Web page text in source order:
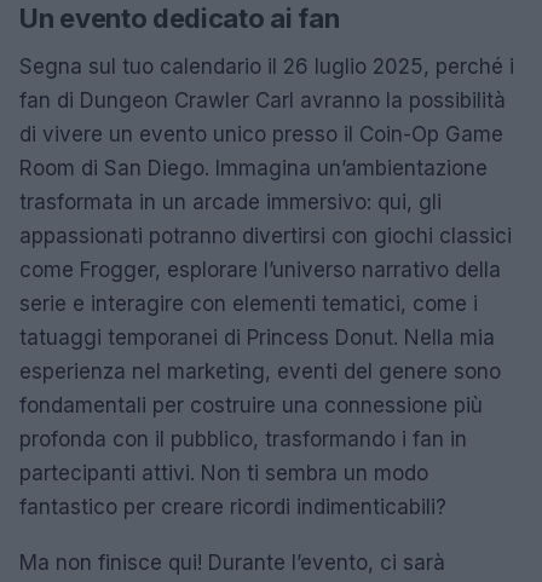
Un evento dedicato ai fan
Segna sul tuo calendario il 26 luglio 2025, perché i
fan di Dungeon Crawler Carl avranno la possibilità
di vivere un evento unico presso il Coin-Op Game
Room di San Diego. Immagina un’ambientazione
trasformata in un arcade immersivo: qui, gli
appassionati potranno divertirsi con giochi classici
come Frogger, esplorare l’universo narrativo della
serie e interagire con elementi tematici, come i
tatuaggi temporanei di Princess Donut. Nella mia
esperienza nel marketing, eventi del genere sono
fondamentali per costruire una connessione più
profonda con il pubblico, trasformando i fan in
partecipanti attivi. Non ti sembra un modo
fantastico per creare ricordi indimenticabili?
Ma non finisce qui! Durante l’evento, ci sarà